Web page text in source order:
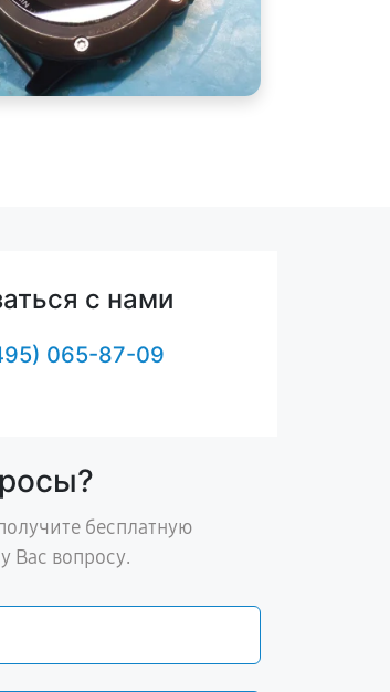
с нами
065-87-09
бесплатную
Вас вопросу.